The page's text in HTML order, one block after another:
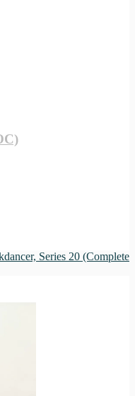
Series 20 (Complete